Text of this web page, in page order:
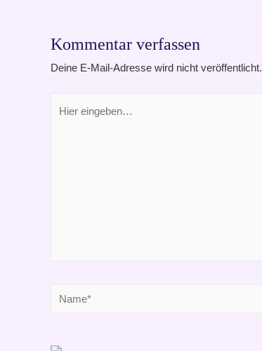
Kommentar verfassen
Deine E-Mail-Adresse wird nicht veröffentlicht.
eingeben…
Name*